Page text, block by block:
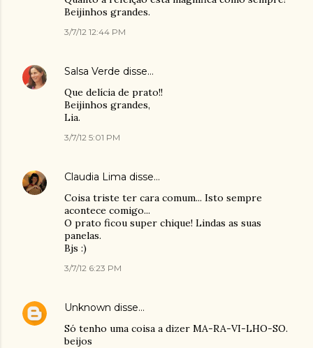
Beijinhos grandes.
3/7/12 12:44 PM
Salsa Verde disse…
Que delícia de prato!!
Beijinhos grandes,
Lia.
3/7/12 5:01 PM
Claudia Lima disse…
Coisa triste ter cara comum... Isto sempre
acontece comigo...
O prato ficou super chique! Lindas as suas
panelas.
Bjs :)
3/7/12 6:23 PM
Unknown disse…
Só tenho uma coisa a dizer MA-RA-VI-LHO-SO.
beijos